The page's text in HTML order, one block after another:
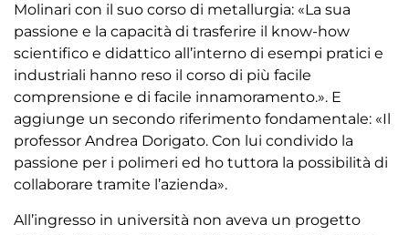
Molinari con il suo corso di metallurgia: «La sua
passione e la capacità di trasferire il know-how
scientifico e didattico all’interno di esempi pratici e
industriali hanno reso il corso di più facile
comprensione e di facile innamoramento.». E
aggiunge un secondo riferimento fondamentale: «Il
professor Andrea Dorigato. Con lui condivido la
passione per i polimeri ed ho tuttora la possibilità di
collaborare tramite l’azienda».
All’ingresso in università non aveva un progetto